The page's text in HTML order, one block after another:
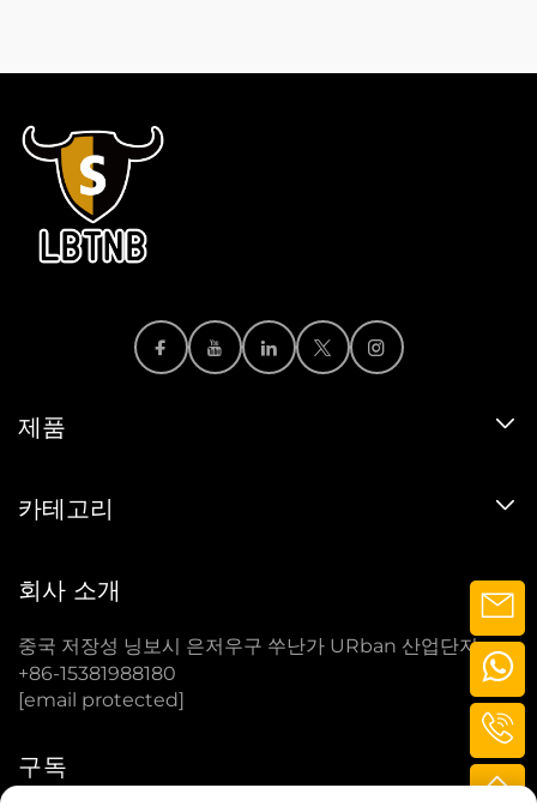
제품
카테고리
회사 소개
중국 저장성 닝보시 은저우구 쑤난가 URban 산업단지
+86-15381988180
[email protected]
구독